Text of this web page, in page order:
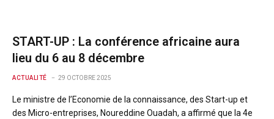
START-UP : La conférence africaine aura
lieu du 6 au 8 décembre
ACTUALITÉ 29 OCTOBRE 2025
Le ministre de l’Economie de la connaissance, des Start-up et
des Micro-entreprises, Noureddine Ouadah, a affirmé que la 4e